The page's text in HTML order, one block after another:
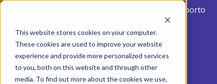
This website stores cookies on your computer.
These cookies are used to improve your website
experience and provide more personalized services
to you, both on this website and through other
media. To find out more about the cookies we use,
Crea ticket di supporto
Ciao. Come possiamo aiutarti?